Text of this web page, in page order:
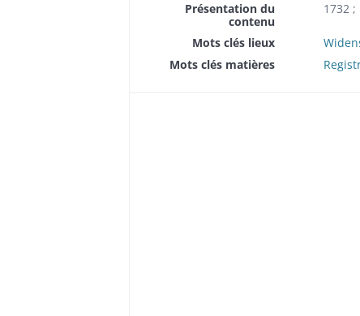
Présentation du
contenu
1732 ;
Mots clés lieux
Mots clés matières